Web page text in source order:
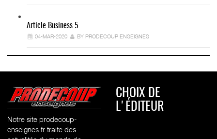
Article Business 5
04-MAR-2020 BY PRODECOUP ENSEIGNES
Notre site prodecoup-
enseignes.fr traite des
CHOIX DE
L'ÉDITEUR